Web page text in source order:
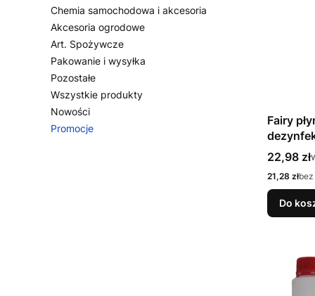
Chemia samochodowa i akcesoria
Akcesoria ogrodowe
Art. Spożywcze
Pakowanie i wysyłka
Pozostałe
Wszystkie produkty
Nowości
Promocje
Fairy
Cena
22,98 zł
Cena netto
21,28 złbez
Do